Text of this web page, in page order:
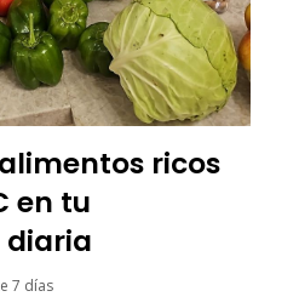
ricos
en tu
7 días